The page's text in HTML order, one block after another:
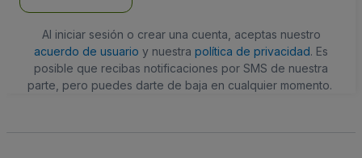
Al iniciar sesión o crear una cuenta, aceptas nuestro
acuerdo de usuario y nuestra política de privacidad. Es
posible que recibas notificaciones por SMS de nuestra
parte, pero puedes darte de baja en cualquier momento.